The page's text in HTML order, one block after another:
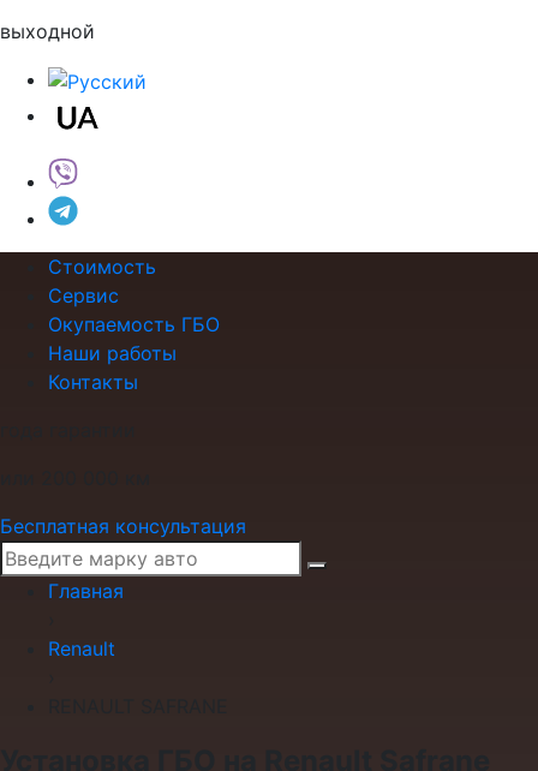
выходной
Стоимость
Сервис
Окупаемость ГБО
Наши работы
Контакты
Бесплатная консультация
Главная
Renault